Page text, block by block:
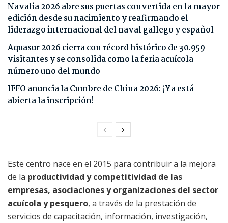
Navalia 2026 abre sus puertas convertida en la mayor
edición desde su nacimiento y reafirmando el
liderazgo internacional del naval gallego y español
Aquasur 2026 cierra con récord histórico de 30.959
visitantes y se consolida como la feria acuícola
número uno del mundo
IFFO anuncia la Cumbre de China 2026: ¡Ya está
abierta la inscripción!
Este centro nace en el 2015 para contribuir a la mejora
de la productividad y competitividad de las
empresas, asociaciones y organizaciones del sector
acuícola y pesquero, a través de la prestación de
servicios de capacitación, información, investigación,